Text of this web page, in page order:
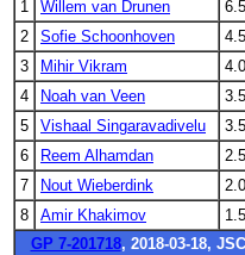
1
Willem van Drunen
2
Sofie Schoonhoven
3
Mihir Vikram
4
Noah van Veen
5
Vishaal Singaravadivelu
6
Reem Alhamdan
7
Nout Wieberdink
8
Amir Khakimov
GP 7-201718, 2018-03-18,